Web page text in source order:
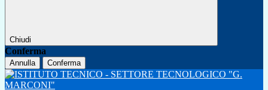
Chiudi
Conferma
Annulla Conferma